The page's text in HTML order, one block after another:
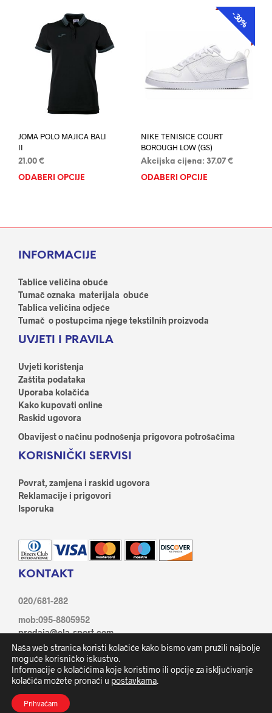
stranici
više
se
JOMA POLO MAJICA BALI
II
21.00 €
ODABERI OPCIJE
Ovaj
varijanti.
na
proizvoda
AKCIJA
-30%
NIKE TENISICE COURT
BOROUGH LOW (GS)
Akcijska cijena: 37.07 €
ODABERI OPCIJE
INFORMACIJE
Tablice veličina obuće
Tumač oznaka materijala obuće
Tablica veličina odjeće
Tumač o postupcima njege tekstilnih proizvoda
UVJETI I PRAVILA
Uvjeti korištenja
Zaštita podataka
Uporaba kolačića
Kako kupovati online
Raskid ugovora
Obavijest o načinu podnošenja prigovora potrošačima
KORISNIČKI SERVISI
Povrat, zamjena i raskid ugovora
Reklamacije i prigovori
Isporuka
KONTAKT
020/681-282
mob:095-8805952
prodaja@ela-sport.com
Ante Starčević 21/1, 20350 Metković
Facebook
Naša web stranica koristi kolačiće kako bismo vam pružili najbolje
moguće korisničko iskustvo.
Informacije o kolačićima koje koristimo ili opcije za isključivanje
kolačića možete pronaći u postavkama
Prihvaćam